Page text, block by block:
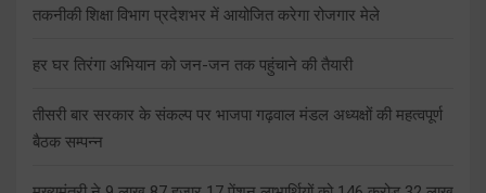
तकनीकी शिक्षा विभाग प्रदेशभर में आयोजित करेगा रोजगार मेले
हर घर तिरंगा अभियान को जन-जन तक पहुंचाने की तैयारी
तीसरी बार सरकार के संकल्प पर भाजपा गढ़वाल मंडल अध्यक्षों की महत्वपूर्ण
बैठक सम्पन्न